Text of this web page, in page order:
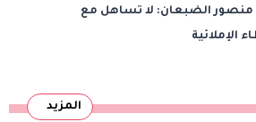
منصور الضبعان: لا تساهل مع
الإملائية
المزيد